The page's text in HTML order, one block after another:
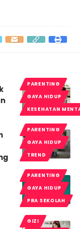
PARENTING
GAYA HIDUP
KESEHATAN
PARENTING
GAYA HIDUP
TREND
PARENTING
GAYA HIDUP
PRA SEKOLAH
GIZI